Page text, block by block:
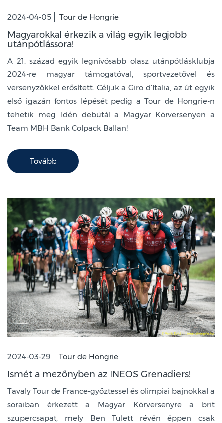
2024-04-05 Tour de Hongrie
Magyarokkal érkezik a világ egyik legjobb
utánpótlássora!
A 21. század egyik legnívósabb olasz utánpótlásklubja
2024-re magyar támogatóval, sportvezetővel és
versenyzőkkel erősített. Céljuk a Giro d’Italia, az út egyik
első igazán fontos lépését pedig a Tour de Hongrie-n
tehetik meg. Idén debütál a Magyar Körversenyen a
Team MBH Bank Colpack Ballan!
Tovább
2024-03-29 Tour de Hongrie
Ismét a mezőnyben az INEOS Grenadiers!
Tavaly Tour de France-győztessel és olimpiai bajnokkal a
soraiban érkezett a Magyar Körversenyre a brit
szupercsapat, mely Ben Tulett révén éppen csak